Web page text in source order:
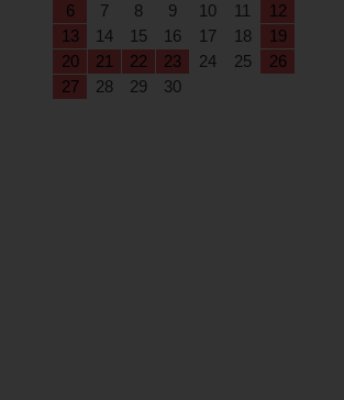
6
7 8 9 10 11
12
13
14 15 16 17 18
19
20
21 22 23 24 25
26
27
28 29 30